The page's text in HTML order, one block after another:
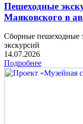
Пешеходные
Маяковского в
Сборные пешеходные
экскурсий
14.07.2026
Подробнее